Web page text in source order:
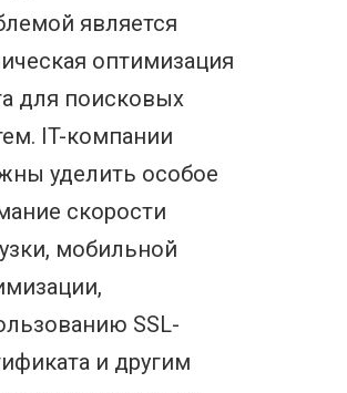
является
оптимизация
для поисковых
IT-компании
уделить особое
скорости
мобильной
SSL-
и другим